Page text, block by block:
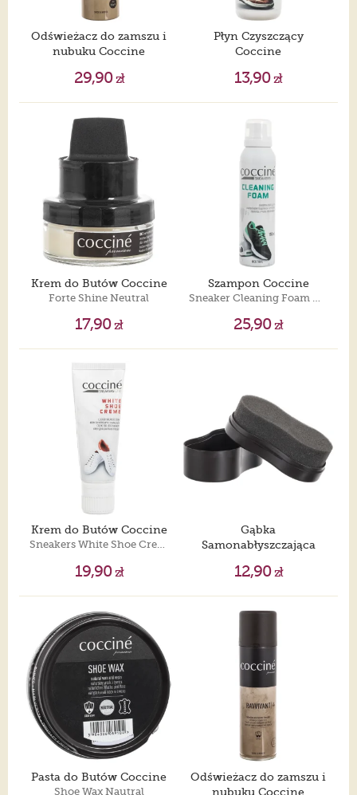
Odświeżacz do zamszu i
nubuku Coccine
29,90zł
Płyn Czyszczący
Coccine
13,90zł
Krem do Butów Coccine
Forte Shine Neutral
17,90zł
Szampon Coccine
25,90zł
Krem do Butów Coccine
Sneakers White Shoe Creme
19,90zł
Gąbka
Samonabłyszczająca
12,90zł
Pasta do Butów Coccine
Shoe Wax Nautral
Odświeżacz do zamszu i
nubuku Coccine